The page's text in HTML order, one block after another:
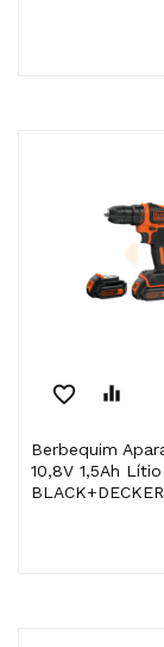
favorite_border equalizer
Berbequim Aparafusador
10,8V 1,5Ah Lítio
BLACK+DECKER